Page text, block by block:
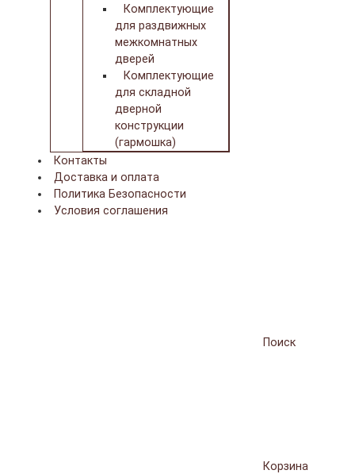
Комплектующие
для раздвижных
межкомнатных
дверей
Комплектующие
для складной
дверной
конструкции
(гармошка)
Контакты
Доставка и оплата
Политика Безопасности
Условия соглашения
Поиск
Корзина